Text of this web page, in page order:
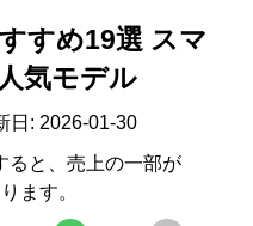
すめ19選 スマ
気モデル
日: 2026-01-30
と、売上の一部が
ます。